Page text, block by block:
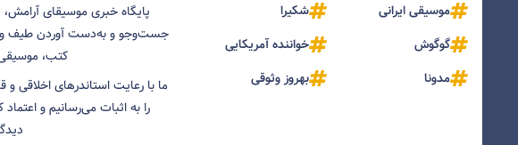
موسیقی ایرانی
شکیرا
گوگوش
خواننده آمریکایی
مدونا
بهروز وثوقی
پایگاه خبری موسیقای
جست‌و‌جو و به‌دست آوردن طیف
کتب،
ما با رعایت استاندرهای اخلاقی و
را به اثبات می‌رسانیم و